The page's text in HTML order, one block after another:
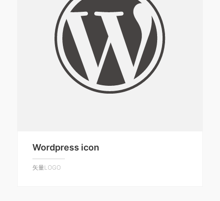
Wordpress icon
矢量LOGO